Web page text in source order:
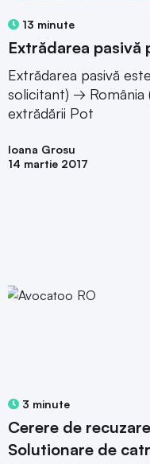
13 minute
Extrădarea pasivă
Extrădarea pasivă
solicitant) → România
extrădării Pot
Ioana Grosu
14 martie 2017
3 minute
Cerere de
Solutionare de